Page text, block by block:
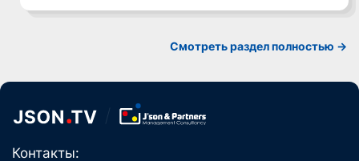
Смотреть раздел полностью ->
Контакты: